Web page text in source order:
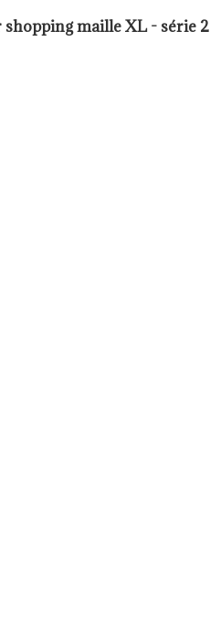
maille XL - série 2